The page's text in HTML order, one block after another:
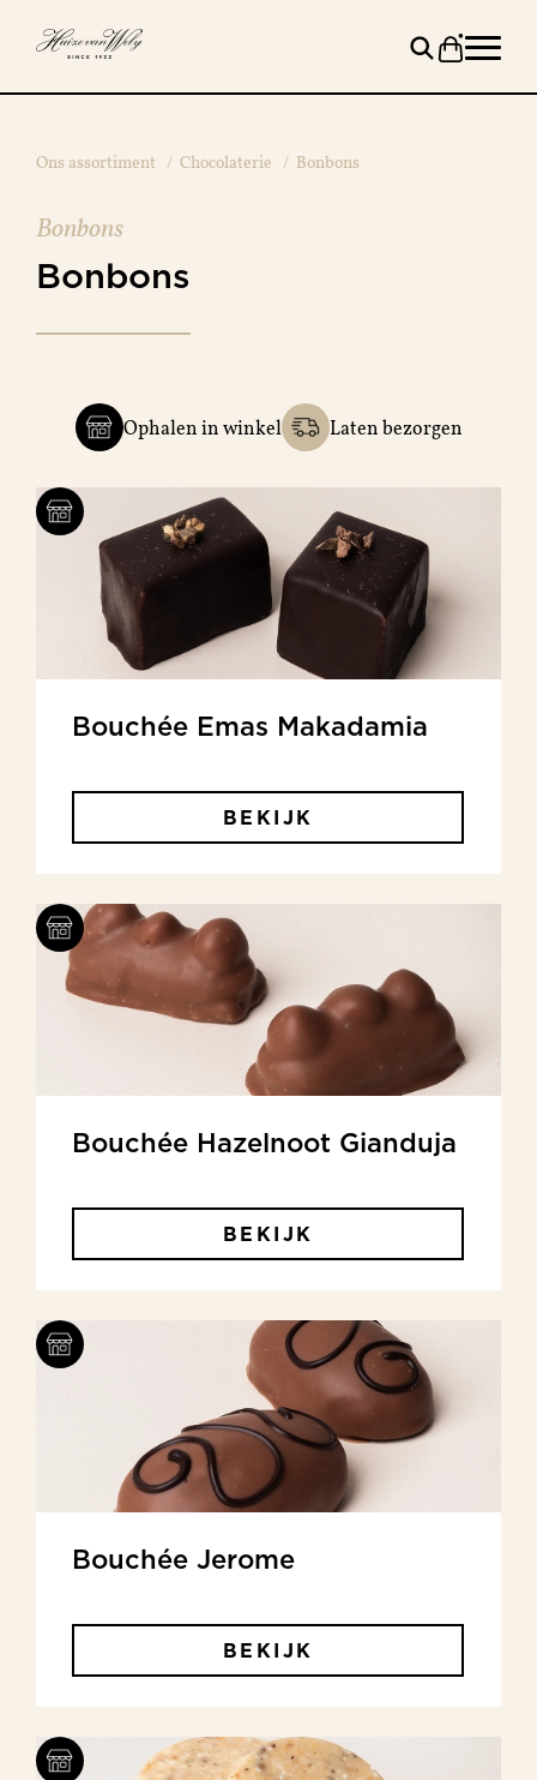
Ons assortiment / Chocolaterie / Bonbons
Bonbons
Bonbons
Ophalen in winkel Laten bezorgen
Bouchée Emas Makadamia
BEKIJK
Bouchée Hazelnoot Gianduja
BEKIJK
Bouchée Jerome
BEKIJK